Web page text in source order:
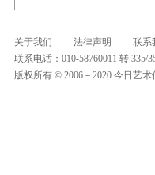
关于我们 法律声明
联系
联系电话：010-58760011 转
版权所有 © 2006－2020 今日艺